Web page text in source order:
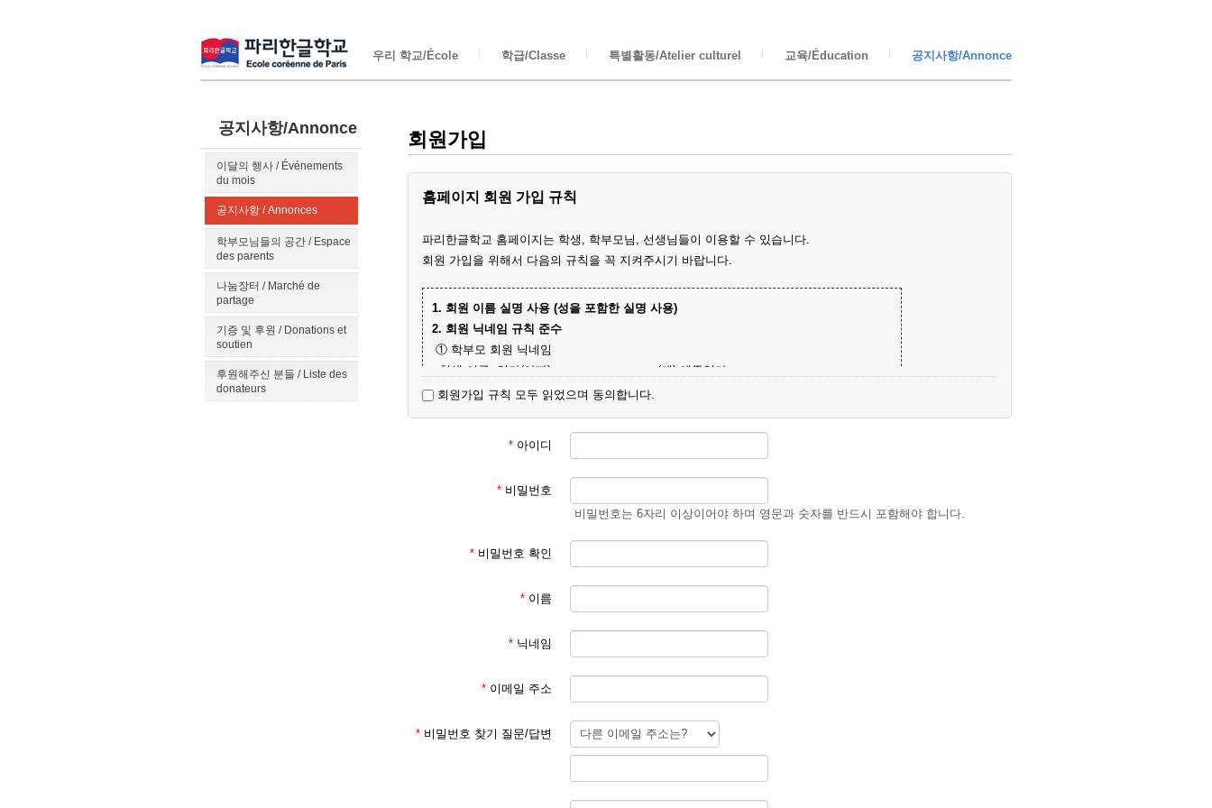
우리 학교/École 학급/Classe 특별활동/Atelier culturel 교육/Éducation 공지사항/Annonce
공지사항/Annonce
이달의 행사 / Événements
du mois
공지사항 / Annonces
학부모님들의 공간 / Espace
des parents
나눔장터 / Marché de
partage
기증 및 후원 / Donations et
soutien
후원해주신 분들 / Liste des
donateurs
회원가입
홈페이지 회원 가입 규칙
파리한글학교 홈페이지는 학생, 학부모님, 선생님들이 이용할 수 있습니다.
회원 가입을 위해서 다음의 규칙을 꼭 지켜주시기 바랍니다.
1. 회원 이름 실명 사용 (성을 포함한 실명 사용)
2. 회원 닉네임 규칙 준수
① 학부모 회원 닉네임
- 학생 이름+엄마(아빠)
(예) 예준엄마
- 닉네임 중복 시 학생 성과 이름+엄마
(예) 김예준
3. 회원 이메일은 입학원서에 기재된 이메일 주소 사용
회원 가입 후 회원 승인에 평균 1일이 소요됩니다.
회원 가입 규칙을 지키지 않은 경우 회원 승인이 되지 않습니다.
한글학교 회원이 아닌 분들이 특정한 사유로 홈페이지를 이용하기를 희망하는 경우 학교 대표 이메일로 요청해
주시기 바랍니다.
본교 홈페이지를 이용해 주셔서 감사합니다.
파리한글학교 홈페이지 관리자
회원가입 규칙 모두 읽었으며 동의합니다.
* 아이디
* 비밀번호
비밀번호는 6자리 이상이어야 하며 영문과 숫자를 반드시 포함해야 합니다.
* 비밀번호 확인
* 이름
* 닉네임
* 이메일 주소
* 비밀번호 찾기 질문/답변